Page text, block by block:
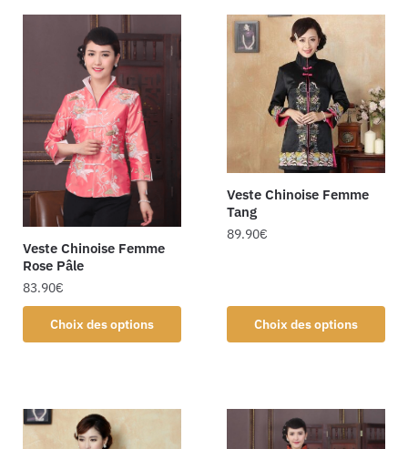
Veste Chinoise Femme
Rose Pâle
83.90€
Choix des options
Veste Chinoise Femme
Tang
89.90€
Choix des options